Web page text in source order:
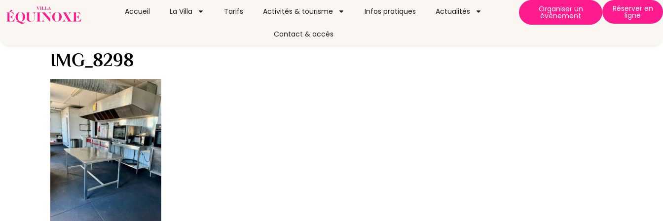
Accueil La Villa Tarifs Activités & tourisme Infos pratiques Actualités
Contact & accès
Organiser un
évènement
Réserver en
ligne
IMG_8298